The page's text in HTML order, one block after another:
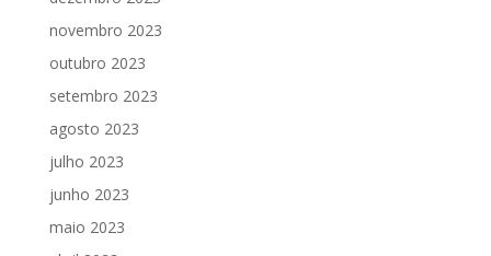
novembro 2023
outubro 2023
setembro 2023
agosto 2023
julho 2023
junho 2023
maio 2023